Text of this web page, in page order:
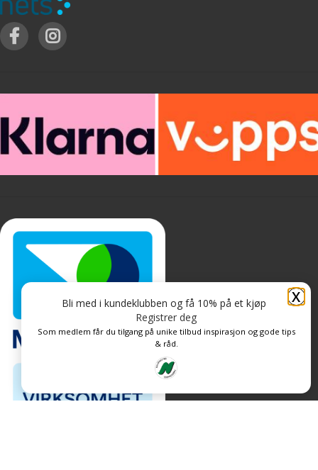
X
Bli med i kundeklubben og få 10% på et kjøp
Registrer deg
Som medlem får du tilgang på unike tilbud inspirasjon og gode tips
& råd.